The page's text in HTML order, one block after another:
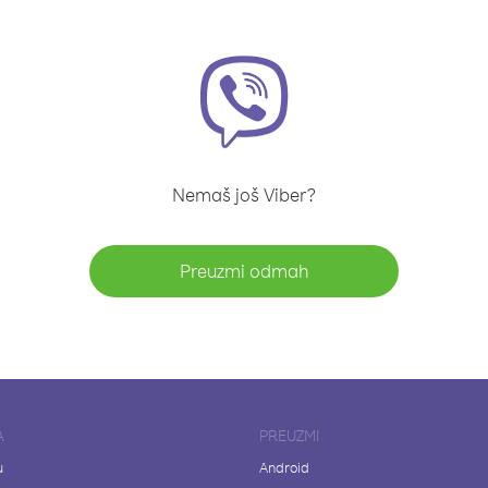
Nemaš još Viber?
Preuzmi odmah
PREUZMI
Android